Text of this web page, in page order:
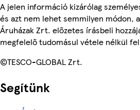
A jelen információ kizárólag
és azt nem lehet semmilyen módon,
Áruházak Zrt. előzetes írásbeli
megfelelő tudomásul vétele nélkül
©TESCO-GLOBAL Zrt.
Segítünk